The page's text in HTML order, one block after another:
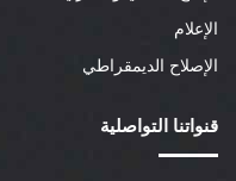
الإعلام
الإصلاح الديمقراطي
قنواتنا التواصلية